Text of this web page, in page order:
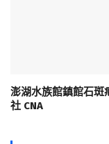
澎湖水族館鎮館石斑
社 CNA